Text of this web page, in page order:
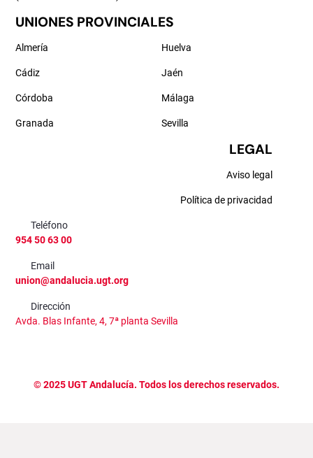
UNIONES PROVINCIALES
Almería
Cádiz
Córdoba
Granada
Huelva
Jaén
Málaga
Sevilla
LEGAL
Aviso legal
Política de privacidad
Teléfono
954 50 63 00
Email
union@andalucia.ugt.org
Dirección
Avda. Blas Infante, 4, 7ª planta Sevilla
©2025UGT Andalucía. Todos los derechos reservados.